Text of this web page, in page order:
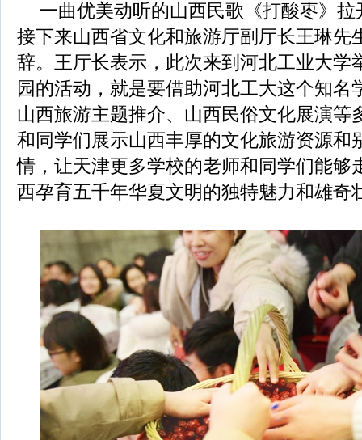
一曲优美动听的山西民歌《打酸枣》
接下来山西省文化和旅游厅副厅长王琳先
辞。王厅长表示，此次来到河北工业大学
园的活动，就是要借助河北工大这个知名
山西旅游主题推介、山西民俗文化展演等
和同学们展示山西丰厚的文化旅游资源和
情，让天津更多学校的老师和同学们能够
西孕育五千年华夏文明的独特魅力和雄奇